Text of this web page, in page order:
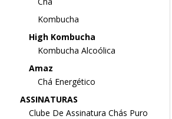
Kombucha
High Kombucha
Kombucha Alcoólica
Amaz
Chá Energético
ASSINATURAS
Clube De Assinatura Chás Puro